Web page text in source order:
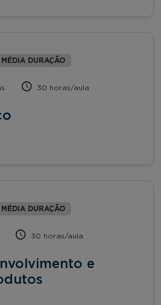
DURAÇÃO
30 horas/aula
DURAÇÃO
30 horas/aula
e